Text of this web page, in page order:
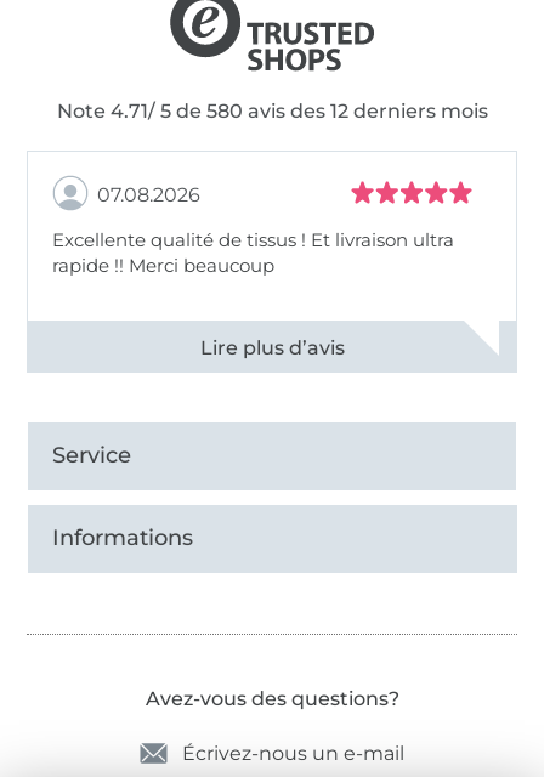
Note 4.71/ 5 de 580 avis des 12 derniers mois
07.08.2026
Excellente qualité de tissus ! Et livraison ultra
rapide !! Merci beaucoup
Voir tous les 11497 commentaires
Service
Informations
Avez-vous des questions?
Écrivez-nous un e-mail